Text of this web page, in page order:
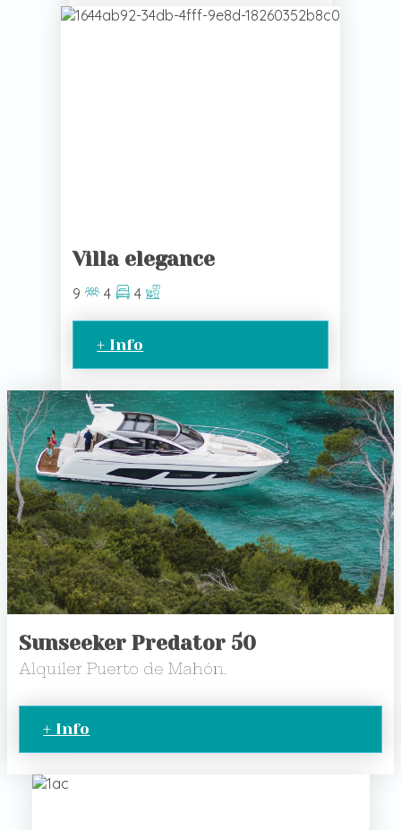
Villa elegance
9 4 4
+ Info
Sunseeker Predator 50
Alquiler Puerto de Mahón.
+ Info